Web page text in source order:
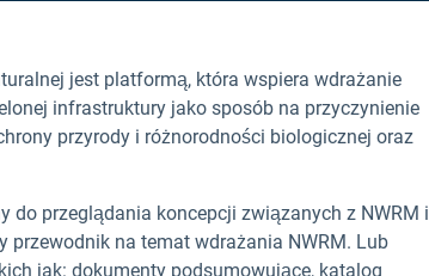
jest platformą, która wspiera wdrażanie
infrastruktury jako sposób na przyczynienie
przyrody i różnorodności biologicznej oraz
do przeglądania koncepcji związanych z NWRM i
na temat wdrażania NWRM. Lub
jak: dokumenty podsumowujące, katalog